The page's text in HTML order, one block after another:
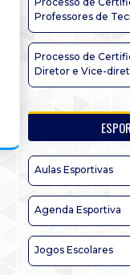
Professores de
Processo de
Diretor e Vice-
Aulas Esportivas
Agenda Esportiva
Jogos Escolares